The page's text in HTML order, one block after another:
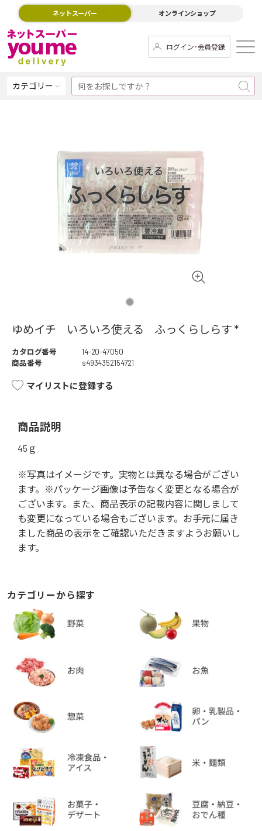
ネットスーパー オンラインショップ
ログイン･会員登録
カテゴリー
ゆめイチ いろいろ使える ふっくらしらす *
カタログ番号
14-20-47050
商品番号
s4934352154721
マイリストに登録する
商品説明
45ｇ
※写真はイメージです。実物とは異なる場合がござい
ます。※パッケージ画像は予告なく変更となる場合が
ございます。また、商品表示の記載内容に関しまして
も変更になっている場合もございます。お手元に届き
ました商品の表示をご確認いただきますようお願いし
ます。
カテゴリーから探す